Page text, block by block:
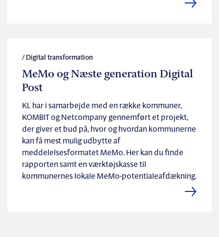
/ Digital transformation
MeMo og Næste generation Digital
Post
KL har i samarbejde med en række kommuner,
KOMBIT og Netcompany gennemført et projekt,
der giver et bud på, hvor og hvordan kommunerne
kan få mest mulig udbytte af
meddelelsesformatet MeMo. Her kan du finde
rapporten samt en værktøjskasse til
kommunernes lokale MeMo-potentialeafdækning.